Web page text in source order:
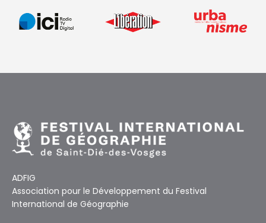
ADFIG
Association pour le Développement du Festival
International de Géographie